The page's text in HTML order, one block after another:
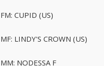
FM: CUPID (US)
MF: LINDY'S CROWN (US)
MM: NODESSA F